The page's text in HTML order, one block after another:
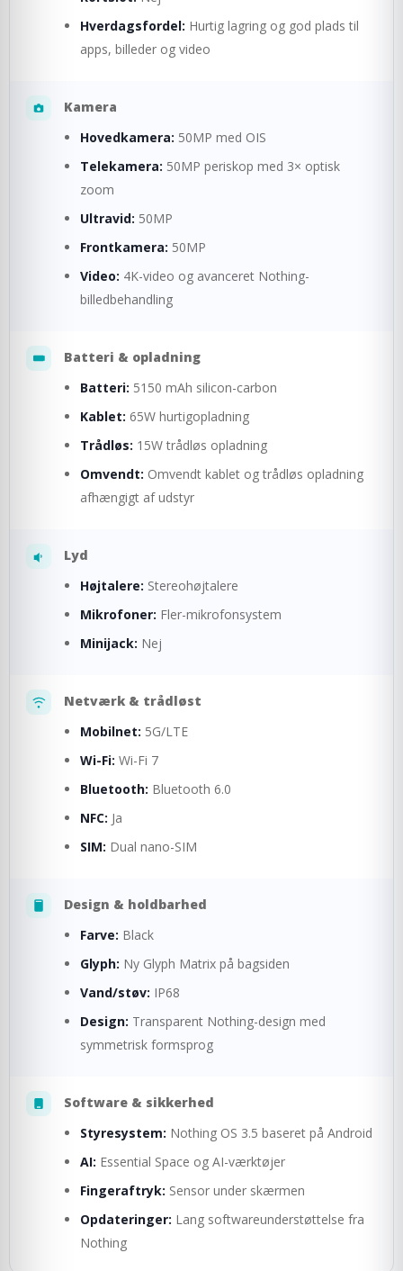
Hverdagsfordel: Hurtig lagring og god plads til
apps, billeder og video
Kamera
Hovedkamera: 50MP med OIS
Telekamera: 50MP periskop med 3× optisk
zoom
Ultravid: 50MP
Frontkamera: 50MP
Video: 4K-video og avanceret Nothing-
billedbehandling
Batteri & opladning
Batteri: 5150 mAh silicon-carbon
Kablet: 65W hurtigopladning
Trådløs: 15W trådløs opladning
Omvendt: Omvendt kablet og trådløs opladning
afhængigt af udstyr
Lyd
Højtalere: Stereohøjtalere
Mikrofoner: Fler-mikrofonsystem
Minijack: Nej
Netværk & trådløst
Mobilnet: 5G/LTE
Wi-Fi: Wi-Fi 7
Bluetooth: Bluetooth 6.0
NFC: Ja
SIM: Dual nano-SIM
Design & holdbarhed
Farve: Black
Glyph: Ny Glyph Matrix på bagsiden
Vand/støv: IP68
Design: Transparent Nothing-design med
symmetrisk formsprog
Software & sikkerhed
Styresystem: Nothing OS 3.5 baseret på Android
AI: Essential Space og AI-værktøjer
Fingeraftryk: Sensor under skærmen
Opdateringer: Lang softwareunderstøttelse fra
Nothing